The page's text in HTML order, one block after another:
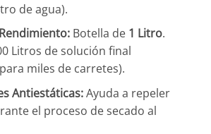
de agua).
Botella de 1 Litro.
Litros de solución final
miles de carretes).
Antiestáticas:Ayuda a repeler
el proceso de secado al